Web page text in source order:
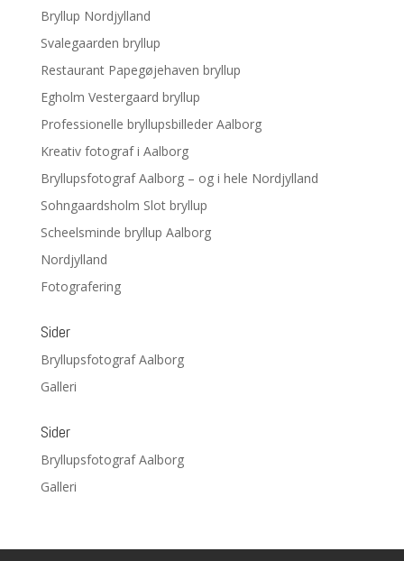
Bryllup Nordjylland
Svalegaarden bryllup
Restaurant Papegøjehaven bryllup
Egholm Vestergaard bryllup
Professionelle bryllupsbilleder Aalborg
Kreativ fotograf i Aalborg
Bryllupsfotograf Aalborg – og i hele Nordjylland
Sohngaardsholm Slot bryllup
Scheelsminde bryllup Aalborg
Nordjylland
Fotografering
Sider
Bryllupsfotograf Aalborg
Galleri
Sider
Bryllupsfotograf Aalborg
Galleri